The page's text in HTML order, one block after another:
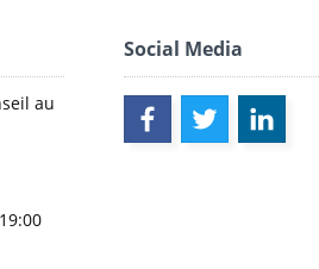
au
Social Media